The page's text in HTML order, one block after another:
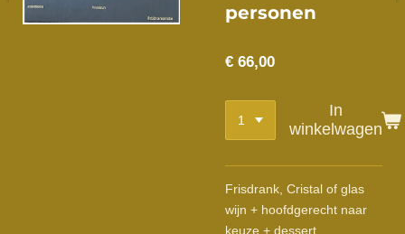
personen
€ 66,00
In
winkelwagen
Frisdrank, Cristal of glas
wijn + hoofdgerecht naar
keuze + dessert